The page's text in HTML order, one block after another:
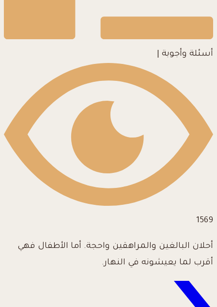
أسئلة وأجوبة
1569
أحلان البالغين والمراهقين واحجة. أما الأطفال فهي
أقرب لما يعيشونه في النهار.